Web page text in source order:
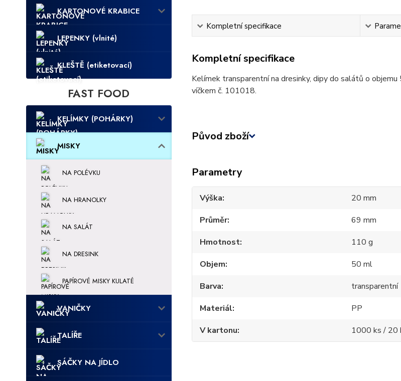
KARTONOVÉ KRABICE
LEPENKY (vlnité)
KLEŠTĚ (etiketovací)
FAST FOOD
KELÍMKY (POHÁRKY)
MISKY
NA POLÉVKU
NA HRANOLKY
NA SALÁT
NA DRESINK
PAPÍROVÉ MISKY KULATÉ
VANIČKY
TALÍŘE
SÁČKY NA JÍDLO
Kompletní specifikace
Kompletní specifikace
Kelímek transparentní na dresinky, dipy do salátů o
víčkem č. 101018.
Původ zboží
Parametry
Výška
20 mm
Průměr
69 mm
Hmotnost
110 g
Objem
50 ml
Barva
transparentní
Materiál
PP
V kartonu
1000 ks / 20